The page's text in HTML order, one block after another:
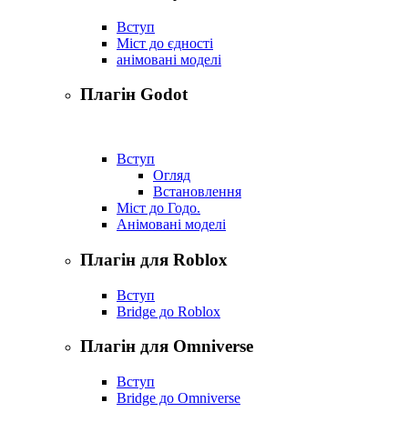
Вступ
Міст до єдності
анімовані моделі
Плагін Godot
Вступ
Огляд
Встановлення
Міст до Годо.
Анімовані моделі
Плагін для Roblox
Вступ
Bridge до Roblox
Плагін для Omniverse
Вступ
Bridge до Omniverse